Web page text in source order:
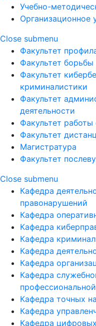
Учебно-
Организационное
Close submenu
Факультет
Факультет
Факультет
криминалистики
Факультет
деятельности
Факультет
Факультет
Магистратура
Факультет
Close submenu
Кафедра
правонарушений
Кафедра
Кафедра
Кафедра
Кафедра
Кафедра
Кафедра
Кафедра точных
Кафедра
Кафедра